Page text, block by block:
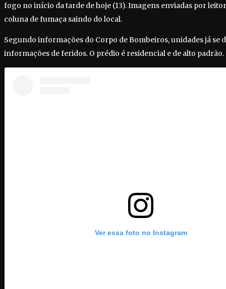
fogo no início da tarde de hoje (13). Imagens enviadas por
coluna de fumaça saindo do local.
Segundo informações do Corpo de Bombeiros, unidades já se
informações de feridos. O prédio é residencial e de alto padrão.
Ver essa foto no Instagram